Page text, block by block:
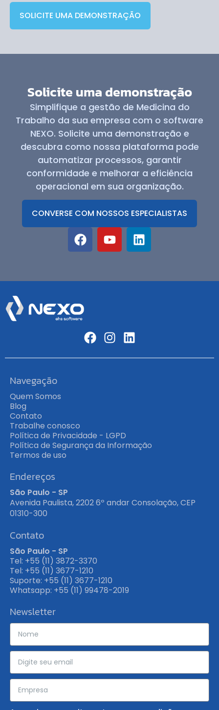
SOLICITE UMA DEMONSTRAÇÃO
Solicite uma demonstração
Simplifique a gestão de Medicina do
Trabalho da sua empresa com o software
NEXO. Solicite uma demonstração e
descubra como nossa plataforma pode
automatizar processos, garantir
conformidade e melhorar a eficiência
operacional em sua organização.
CONVERSE COM NOSSOS ESPECIALISTAS
Navegação
Quem Somos
Blog
Contato
Trabalhe conosco
Política de Privacidade - LGPD
Política de Segurança da Informação
Termos de uso
Endereços
São Paulo - SP
Avenida Paulista, 2202 6º andar Consolação, CEP
01310-300
Contato
São Paulo - SP
Tel: +55 (11) 3872-3370
Tel: +55 (11) 3677-1210
Suporte: +55 (11) 3677-1210
Whatsapp: +55 (11) 99478-2019
Newsletter